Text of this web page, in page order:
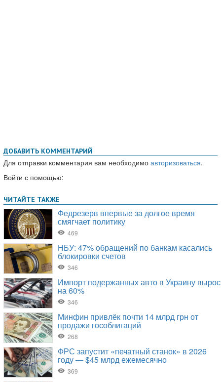
ДОБАВИТЬ КОММЕНТАРИЙ
Для отправки комментария вам необходимо авторизоваться.
Войти с помощью: